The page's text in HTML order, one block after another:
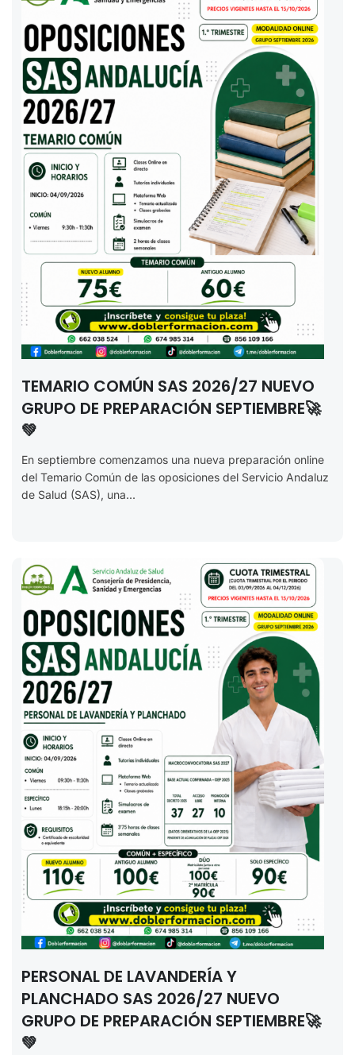
TEMARIO COMÚN SAS 2026/27 NUEVO
GRUPO DE PREPARACIÓN SEPTIEMBRE🚀
💚
En septiembre comenzamos una nueva preparación online
del Temario Común de las oposiciones del Servicio Andaluz
de Salud (SAS), una...
PERSONAL DE LAVANDERÍA Y
PLANCHADO SAS 2026/27 NUEVO
GRUPO DE PREPARACIÓN SEPTIEMBRE🚀
💚